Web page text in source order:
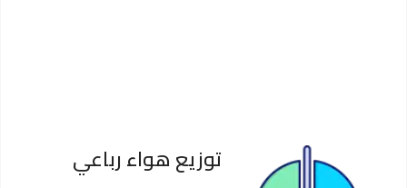
توزيع هواء رباعي